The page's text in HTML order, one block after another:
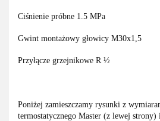
Ciśnienie próbne 1.5 MPa
Gwint montażowy głowicy M30x1,5
Przyłącze grzejnikowe R ½
Poniżej zamieszczamy rysunki z
termostatycznego Master (z lewej strony)